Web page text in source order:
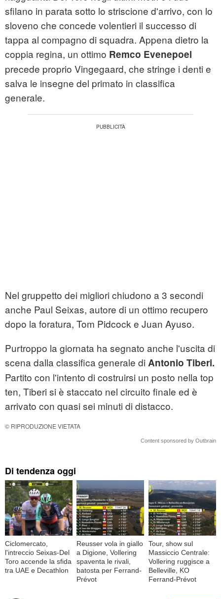
sfilano in parata sotto lo striscione d'arrivo, con lo
sloveno che concede volentieri il successo di
tappa al compagno di squadra. Appena dietro la
coppia regina, un ottimo Remco Evenepoel
precede proprio Vingegaard, che stringe i denti e
salva le insegne del primato in classifica
generale.
Nel gruppetto dei migliori chiudono a 3 secondi
anche Paul Seixas, autore di un ottimo recupero
dopo la foratura, Tom Pidcock e Juan Ayuso.
Purtroppo la giornata ha segnato anche l'uscita di
scena dalla classifica generale di Antonio Tiberi.
Partito con l'intento di costruirsi un posto nella top
ten, Tiberi si è staccato nel circuito finale ed è
arrivato con quasi sei minuti di distacco.
© RIPRODUZIONE VIETATA
Content sponsored by Outbrain
Di tendenza oggi
Ciclomercato,
l'intreccio Seixas-Del
Toro accende la sfida
tra UAE e Decathlon
Reusser vola in giallo
a Digione, Vollering
spaventa le rivali,
batosta per Ferrand-
Prévot
Tour, show sul
Massiccio Centrale:
Vollering ruggisce a
Belleville, KO
Ferrand-Prévot